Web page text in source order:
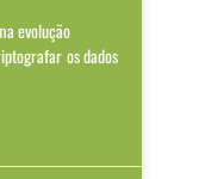
evolução
os dados